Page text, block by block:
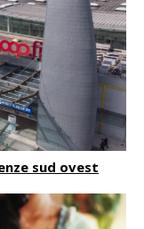
sud ovest